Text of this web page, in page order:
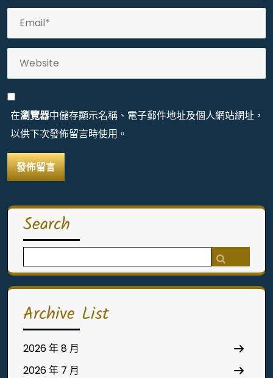
在瀏覽器中儲存顯示名稱、電子郵件地址及個人網站網址，
以供下次發佈留言時使用。
Search
for:
Archive List
2026 年 8 月
2026 年 7 月